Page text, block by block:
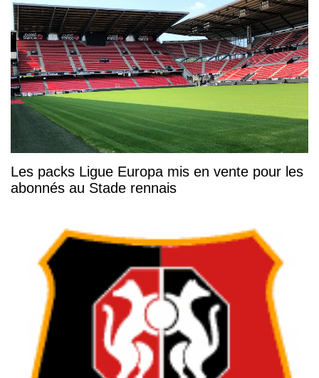
Les packs Ligue Europa mis en vente pour les
abonnés au Stade rennais